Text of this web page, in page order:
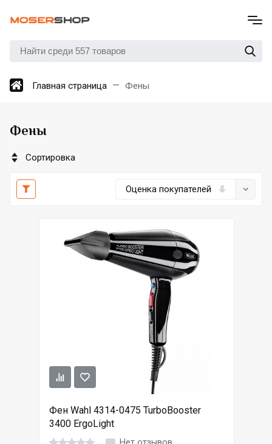
Главная страница Фены
Фены
Сортировка
Оценка покупателей
Фен Wahl 4314-0475 TurboBooster
3400 ErgoLight